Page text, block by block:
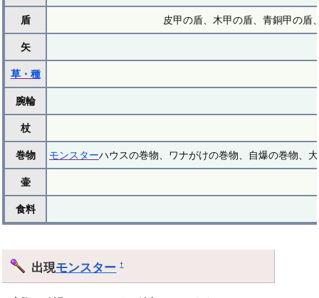
盾 皮甲の盾、木甲の盾、青銅甲の盾
矢
草・種
腕輪
杖
巻物 モンスターハウスの巻物、ワナがけの巻物、自爆の巻物、
壷
食料
出現モンスター †